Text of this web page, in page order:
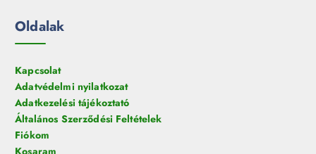
Oldalak
Kapcsolat
Adatvédelmi nyilatkozat
Adatkezelési tájékoztató
Általános Szerződési Feltételek
Fiókom